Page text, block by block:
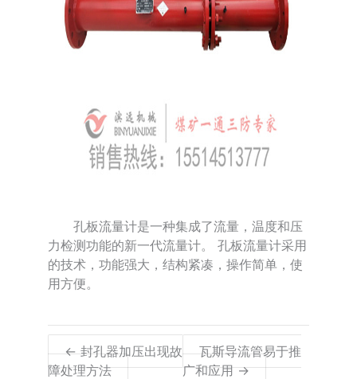
孔板流量计是一种集成了流量，温度和压
力检测功能的新一代流量计。 孔板流量计采用
的技术，功能强大，结构紧凑，操作简单，使
用方便。
← 封孔器加压出现故
障处理方法
瓦斯导流管易于推
广和应用 →